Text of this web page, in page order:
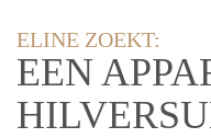
ELINE ZOEKT:
EEN